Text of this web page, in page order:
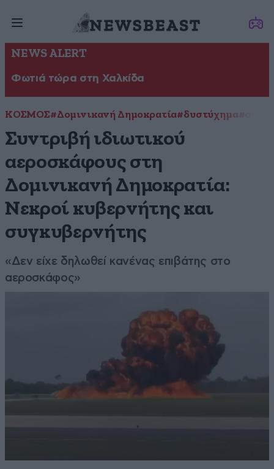
NEWS ALERT
Φωτιά τώρα στη Χαλκίδα
ΚΟΣΜΟΣ#Δομινικανή Δημοκρατία#δυστύχημα
Συντριβή ιδιωτικού
αεροσκάφους στη
Δομινικανή Δημοκρατία:
Νεκροί κυβερνήτης και
συγκυβερνήτης
«Δεν είχε δηλωθεί κανένας επιβάτης στο
αεροσκάφος»